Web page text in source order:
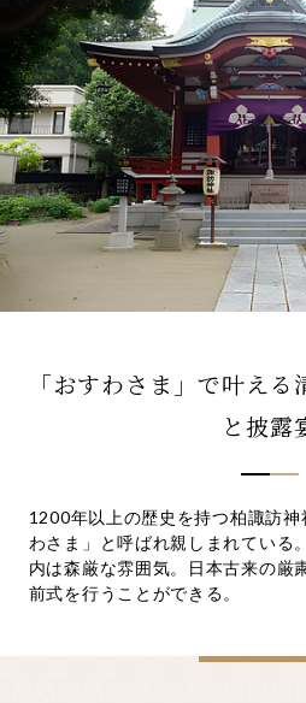
和婚コラム
先輩カップル実例
クリップリ
「おすわさま」で叶え
と披露
1200年以上の歴史を持つ柏諏訪
わさま」と呼ばれ親しまれている
内は森厳な雰囲気。日本古来の厳
前式を行うことができる。